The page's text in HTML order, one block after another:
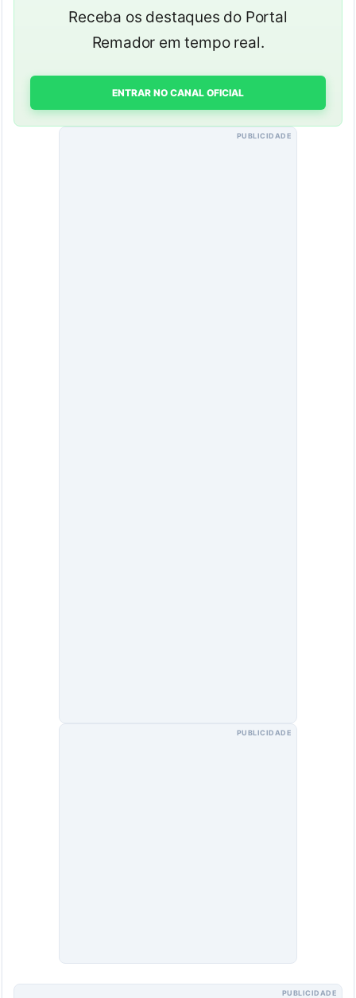
Receba os destaques do Portal
Remador em tempo real.
ENTRAR NO CANAL OFICIAL
PUBLICIDADE
PUBLICIDADE
PUBLICIDADE